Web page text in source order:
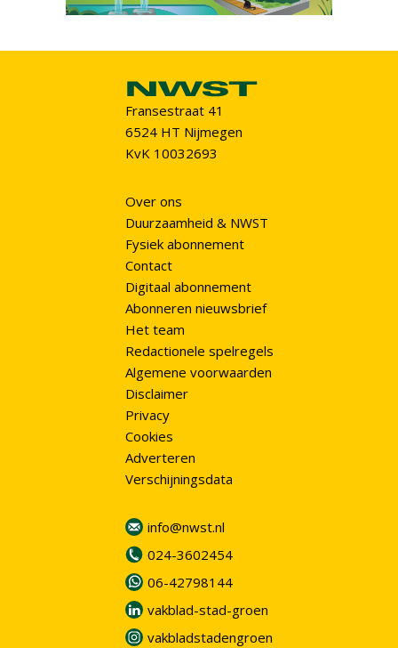
Fransestraat 41
6524 HT Nijmegen
KvK 10032693
Over ons
Duurzaamheid & NWST
Fysiek abonnement
Contact
Digitaal abonnement
Abonneren nieuwsbrief
Het team
Redactionele spelregels
Algemene voorwaarden
Disclaimer
Privacy
Cookies
Adverteren
Verschijningsdata
info@nwst.nl
024-3602454
06-42798144
vakblad-stad-groen
vakbladstadengroen